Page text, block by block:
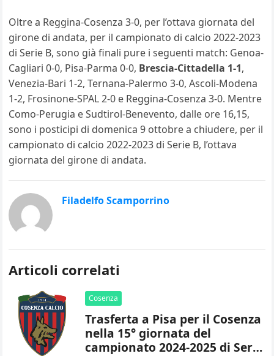
Oltre a Reggina-Cosenza 3-0, per l’ottava giornata del
girone di andata, per il campionato di calcio 2022-2023
di Serie B, sono già finali pure i seguenti match: Genoa-
Cagliari 0-0, Pisa-Parma 0-0, Brescia-Cittadella 1-1,
Venezia-Bari 1-2, Ternana-Palermo 3-0, Ascoli-Modena
1-2, Frosinone-SPAL 2-0 e Reggina-Cosenza 3-0. Mentre
Como-Perugia e Sudtirol-Benevento, dalle ore 16,15,
sono i posticipi di domenica 9 ottobre a chiudere, per il
campionato di calcio 2022-2023 di Serie B, l’ottava
giornata del girone di andata.
Filadelfo Scamporrino
Articoli correlati
Cosenza
Trasferta a Pisa per il Cosenza
nella 15° giornata del
campionato 2024-2025 di Serie